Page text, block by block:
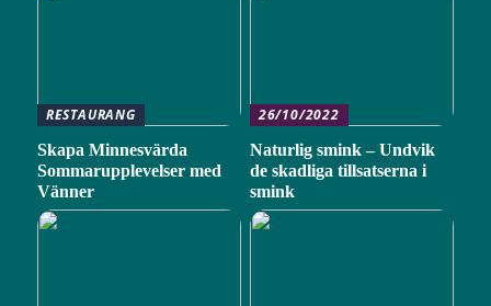
RESTAURANG
Skapa Minnesvärda
Sommarupplevelser med
Vänner
26/10/2022
Naturlig smink – Undvik
de skadliga tillsatserna i
smink